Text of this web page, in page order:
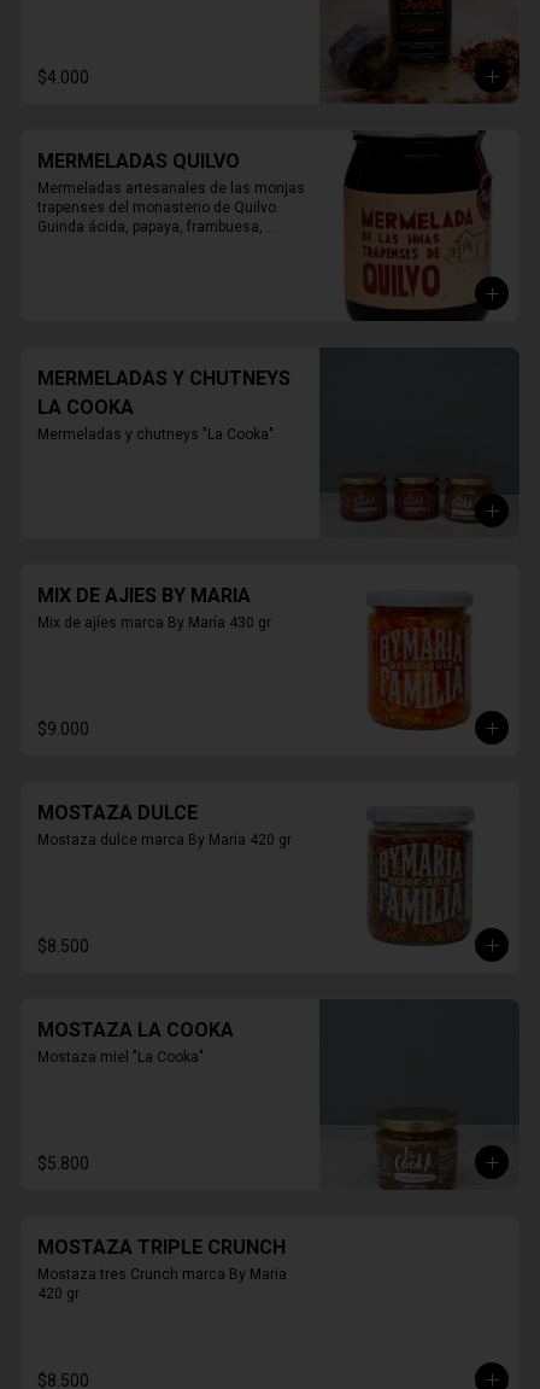
$4.000
MERMELADAS QUILVO
Mermeladas artesanales de las monjas
trapenses del monasterio de Quilvo.
Guinda ácida, papaya, frambuesa,
MERMELADAS Y CHUTNEYS
LA COOKA
Mermeladas y chutneys "La Cooka"
MIX DE AJIES BY MARIA
Mix de ajíes marca By María 430 gr
$9.000
MOSTAZA DULCE
Mostaza dulce marca By Maria 420 gr
$8.500
MOSTAZA LA COOKA
Mostaza miel "La Cooka"
$5.800
MOSTAZA TRIPLE CRUNCH
Mostaza tres Crunch marca By Maria
420 gr
$8.500